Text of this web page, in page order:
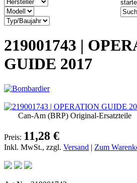
219001743 |
GUIDE 2017
Can-Am (BRP) Original-Ersatzteile
Preis: 11,28 €
Inkl. MwSt., zzgl. Versand | Zum